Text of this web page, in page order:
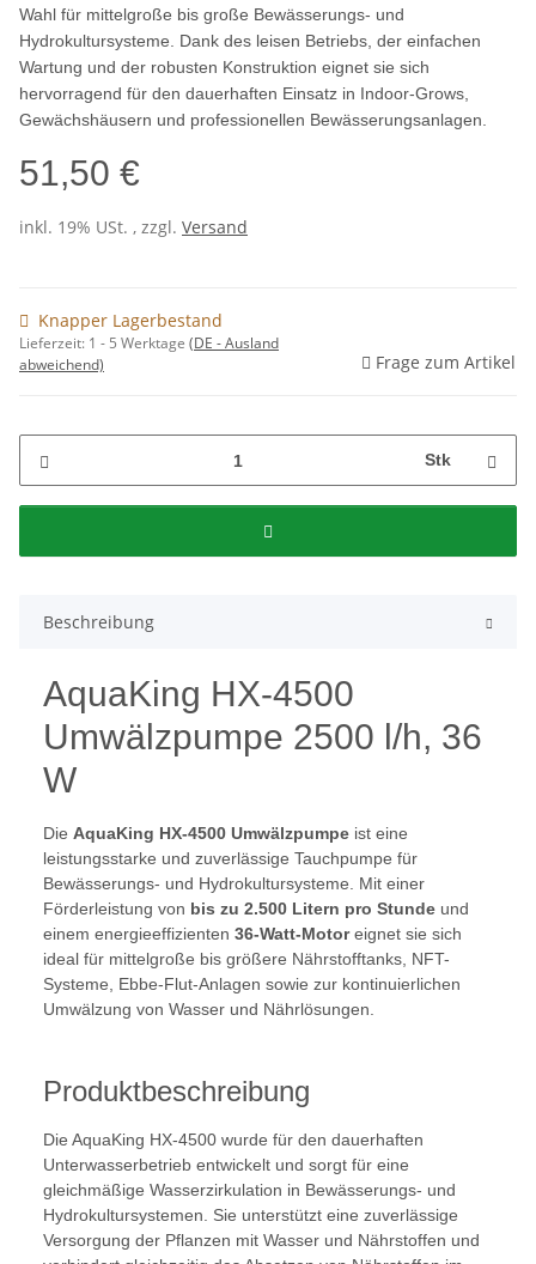
Wahl für mittelgroße bis große Bewässerungs- und
Hydrokultursysteme. Dank des leisen Betriebs, der einfachen
Wartung und der robusten Konstruktion eignet sie sich
hervorragend für den dauerhaften Einsatz in Indoor-Grows,
Gewächshäusern und professionellen Bewässerungsanlagen.
51,50 €
inkl. 19% USt. , zzgl. Versand
Knapper Lagerbestand
Lieferzeit: 1 - 5 Werktage (DE - Ausland
abweichend)
Frage zum Artikel
Stk
Beschreibung
AquaKing HX-4500
Umwälzpumpe 2500 l/h, 36
W
Die AquaKing HX-4500 Umwälzpumpe ist eine
leistungsstarke und zuverlässige Tauchpumpe für
Bewässerungs- und Hydrokultursysteme. Mit einer
Förderleistung von bis zu 2.500 Litern pro Stunde und
einem energieeffizienten 36-Watt-Motoreignet sie sich
ideal für mittelgroße bis größere Nährstofftanks, NFT-
Systeme, Ebbe-Flut-Anlagen sowie zur kontinuierlichen
Umwälzung von Wasser und Nährlösungen.
Produktbeschreibung
Die AquaKing HX-4500 wurde für den dauerhaften
Unterwasserbetrieb entwickelt und sorgt für eine
gleichmäßige Wasserzirkulation in Bewässerungs- und
Hydrokultursystemen. Sie unterstützt eine zuverlässige
Versorgung der Pflanzen mit Wasser und Nährstoffen und